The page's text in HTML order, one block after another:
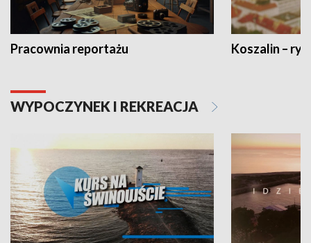
Pracownia reportażu Koszalin –
WYPOCZYNEK I REKREACJA